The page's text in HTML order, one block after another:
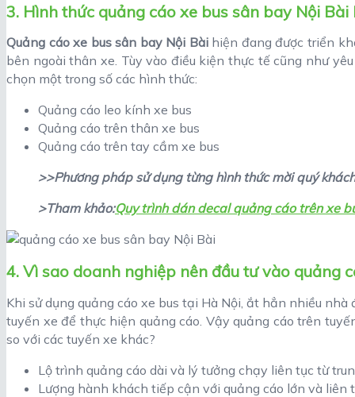
3. Hình thức quảng cáo xe bus sân bay Nội Bài
Quảng cáo xe bus sân bay Nội Bài hiện đang được triển
bên ngoài thân xe. Tùy vào điều kiện thực tế cũng như
chọn một trong số các hình thức:
Quảng cáo leo kính xe bus
Quảng cáo trên thân xe bus
Quảng cáo trên tay cầm xe bus
>>Phương pháp sử dụng từng hình thức mời quý
>Tham khảo:Quy trình dán decal quảng cáo trên xe
4. Vì sao doanh nghiệp nên đầu tư vào quảng
Khi sử dụng quảng cáo xe bus tại Hà Nội, ắt hẳn nhiều
tuyến xe để thực hiện quảng cáo. Vậy quảng cáo trên
so với các tuyến xe khác?
Lộ trình quảng cáo dài và lý tưởng chạy liên tục từ
Lượng hành khách tiếp cận với quảng cáo lớn và liên